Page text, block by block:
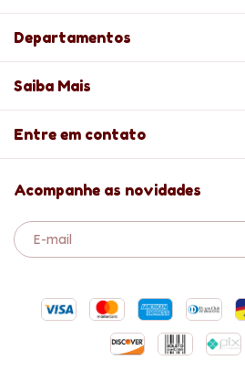
Departamentos
Saiba Mais
Entre em contato
Acompanhe as novidades